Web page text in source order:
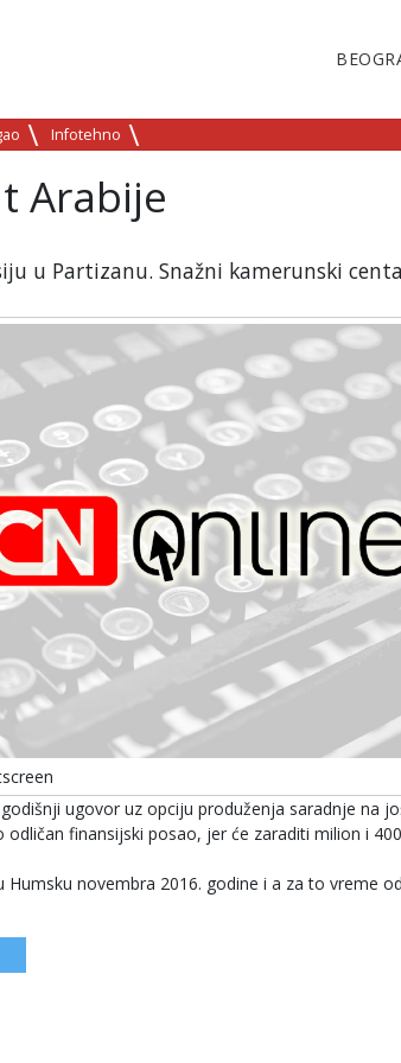
Infotehno
Arabije
u Partizanu. Snažni kamerunski
ugovor uz opciju produženja saradnje na
finansijski posao, jer će zaraditi milion i
novembra 2016. godine i a za to vreme